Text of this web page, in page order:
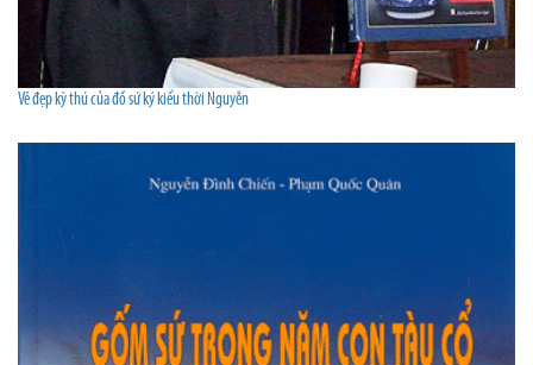
Vẻ đẹp kỳ thú của đồ sứ ký kiểu thời Nguyễn